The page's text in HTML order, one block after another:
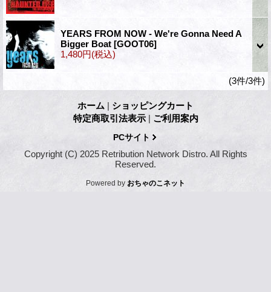
YEARS FROM NOW - We're Gonna Need A
Bigger Boat [GOOT06]
1,480円(税込)
(3件/3件)
ホーム | ショッピングカート
特定商取引法表示 | ご利用案内
PCサイト
Copyright (C) 2025 Retribution Network Distro. All Rights
Reserved.
Powered by おちゃのこネット